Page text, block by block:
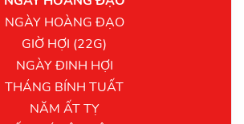
NGÀY HOÀNG ĐẠO
GIỜ HỢI (22G)
NGÀY ĐINH HỢI
THÁNG BÍNH TUẤT
NĂM ẤT TỴ